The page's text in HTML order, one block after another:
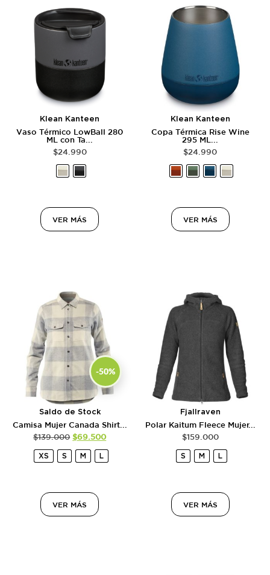
Klean Kanteen
Vaso Térmico LowBall 280
ML con Ta...
$24.990
VER MÁS
Klean Kanteen
Copa Térmica Rise Wine
295 ML...
$24.990
VER MÁS
-50%
Saldo de Stock
Camisa Mujer Canada Shirt...
$139.000 $69.500
XS S M L
VER MÁS
Fjallraven
Polar Kaitum Fleece Mujer...
$159.000
S M L
VER MÁS